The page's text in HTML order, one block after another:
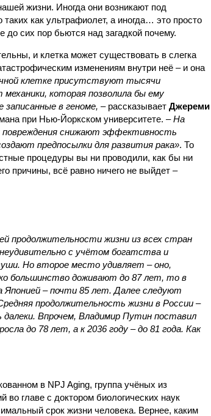
жизни. Иногда они возникают под
как ультрафиолет, а иногда… это просто
сих пор бьются над загадкой почему.
и клетка может существовать в слегка
изменениям внутри неё – и она
клетке присутствуют тысячи
которая позволила бы ему
записанные в геноме, – рассказывает Джереми
при Нью-Йоркском университете. – На
повреждения снижают эффективность
предпосылки для развития рака». То
процедуры вы ни проводили, как бы ни
причины, всё равно ничего не выйдет –
продолжительности жизни из всех стран
с учётом богатства и
Но второе место удивляет – оно,
большинство доживают до 87 лет, то в
Японией – почти 85 лет. Далее следуют
продолжительность жизни в России –
далеки. Впрочем, Владимир Путин поставил
до 78 лет, а к 2036 году – до 81 года. Как
в NPJ Aging, группа учёных из
во главе с доктором биологических наук
срок жизни человека. Вернее, каким